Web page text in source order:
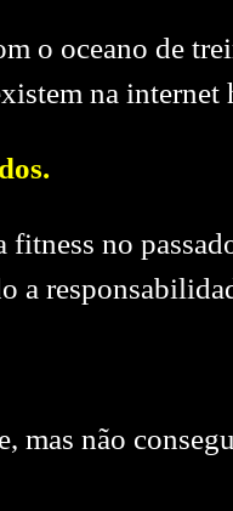
o oceano de
na internet
no
a
mas não